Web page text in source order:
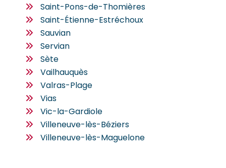
Saint-Pons-de-Thomières
Saint-Étienne-Estréchoux
Sauvian
Servian
Sète
Vailhauquès
Valras-Plage
Vias
Vic-la-Gardiole
Villeneuve-lès-Béziers
Villeneuve-lès-Maguelone